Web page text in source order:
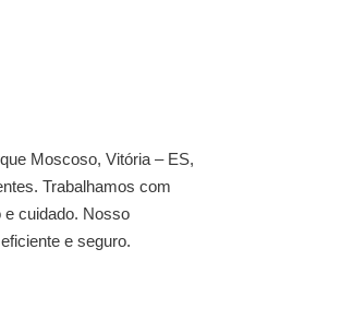
Moscoso, Vitória – ES,
Trabalhamos com
e cuidado. Nosso
e seguro.